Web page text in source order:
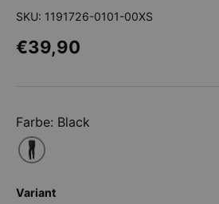
SKU: 1191726-0101-00XS
Normaler Preis
€39,90
Farbe: Black
Variant